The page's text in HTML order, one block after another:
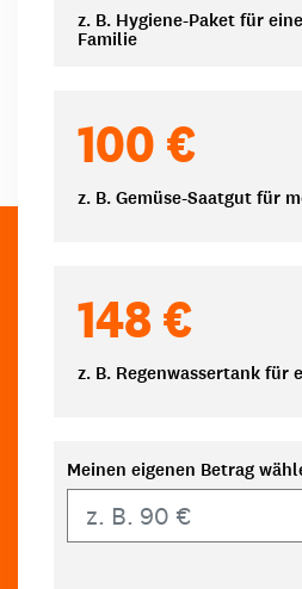
z. B. Hygiene-Paket für
Familie
100 €
z. B. Gemüse-Saatgut für
148 €
z. B. Regenwassertank für
Meinen eigenen Betrag